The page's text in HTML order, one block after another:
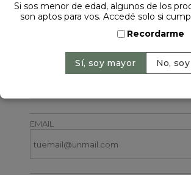
Dejá tu opinión
EMAIL
Si sos menor de edad, algunos de los
son aptos para vos. Accedé solo si
Recordarme